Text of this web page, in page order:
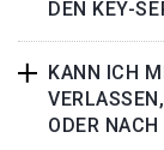
DEN KEY-
KANN ICH
ODER